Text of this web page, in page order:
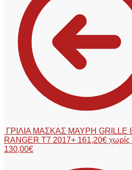
ΓΡΙΛΙΑ ΜΑΣΚΑΣ ΜΑΥΡΗ GRILLE
RANGER T7 2017+ 161,20€
130,00€